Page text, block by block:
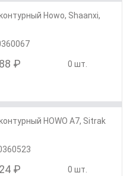
Howo, Shaanxi,
₽ 0 шт.
HOWO A7, Sitrak
₽ 0 шт.